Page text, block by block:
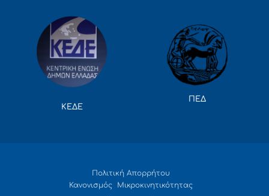
ΚΕΔΕ
ΠΕΔ
Πολιτική Απορρήτου
Κανονισμός Μικροκινητικότητας